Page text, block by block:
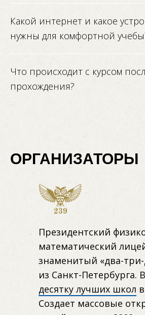
Какой интернет и какое
нужны для комфортной
Что происходит с курсом
прохождения?
ОРГАНИЗАТОРЫ
Президентский
математический
знаменитый «два-три-
из Санкт-Петербурга.
десятку лучших школ
Создает массовые